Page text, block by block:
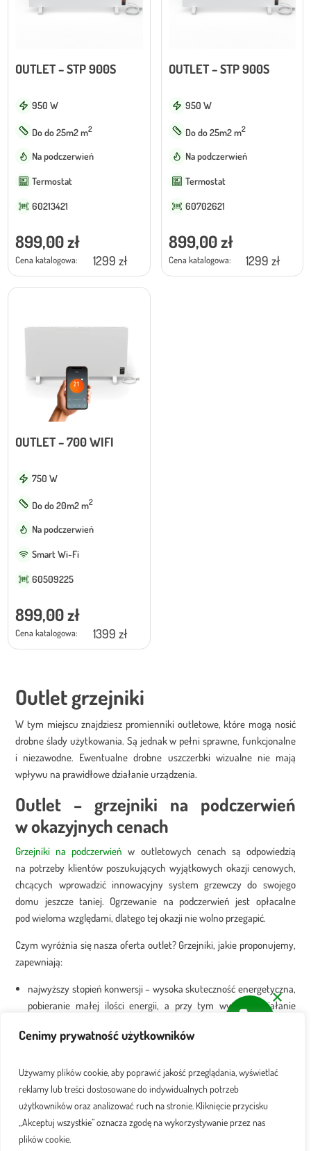
Cenimy prywatność użytkowników
Używamy plików cookie, aby poprawić jakość przeglądania, wyświetlać
reklamy lub treści dostosowane do indywidualnych potrzeb
użytkowników oraz analizować ruch na stronie. Kliknięcie przycisku
„Akceptuj wszystkie” oznacza zgodę na wykorzystywanie przez nas
plików cookie.
Outlet grzejniki
W tym miejscu znajdziesz promienniki outletowe, które mogą nosić
drobne ślady użytkowania. Są jednak w pełni sprawne, funkcjonalne
i niezawodne. Ewentualne drobne uszczerbki wizualne nie mają
wpływu na prawidłowe działanie urządzenia.
Outlet – grzejniki na podczerwień
w okazyjnych cenach
Grzejniki na podczerwień w outletowych cenach są odpowiedzią
na potrzeby klientów poszukujących wyjątkowych okazji cenowych,
chcących wprowadzić innowacyjny system grzewczy do swojego
domu jeszcze taniej. Ogrzewanie na podczerwień jest opłacalne
pod wieloma względami, dlatego tej okazji nie wolno przegapić.
Czym wyróżnia się nasza oferta outlet? Grzejniki, jakie proponujemy,
zapewniają:
najwyższy stopień konwersji – wysoka skuteczność energetyczna,
pobieranie małej ilości energii, a przy tym wydajne działanie
wieloletnią żywotność – biorąc pod uwagę okresy grzewcze,
lat;
trwałość, ze względu na wykonanie z najwyższej jakości
materiałów odpornych na uszkodzenia;
estetyczny wygląd, który przyciąga uwagę w każdym wnętrzu,
w którym zostaną umieszczone.
Czytaj więcej
OUTLET – STP 900S
950 W
Do do 25m2 m2
Na podczerwień
Termostat
60213421
899,00zł
Cena katalogowa: 1299 zł
OUTLET – STP 900S
950 W
Do do 25m2 m2
Na podczerwień
Termostat
60702621
899,00zł
Cena katalogowa: 1299 zł
OUTLET – 700 WIFI
750 W
Do do 20m2 m2
Na podczerwień
Smart Wi-Fi
60509225
899,00zł
Cena katalogowa: 1399 zł